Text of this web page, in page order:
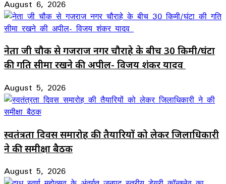
August 6, 2026
नेता जी चौक से गजराज नगर चौराहे के बीच 30 किमी/घंटा
की गति सीमा रखने की अपील- विजय शंकर यादव
August 5, 2026
स्वतंत्रता दिवस समारोह की तैयारियों को लेकर जिलाधिकारी
ने की समीक्षा बैठक
August 5, 2026